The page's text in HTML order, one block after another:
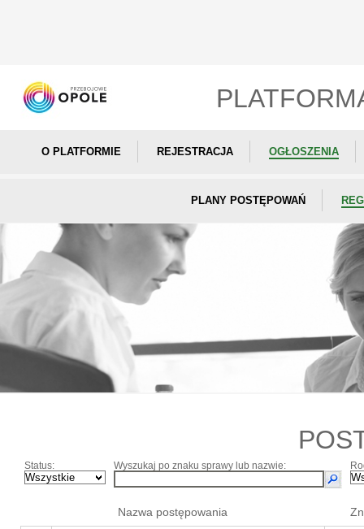
O PLATFORMIE REJESTRACJA OGŁOSZENIA
PLANY POSTĘPOWAŃ
Status: Wyszukaj po znaku sprawy lub nazwie:
Nazwa postępowania